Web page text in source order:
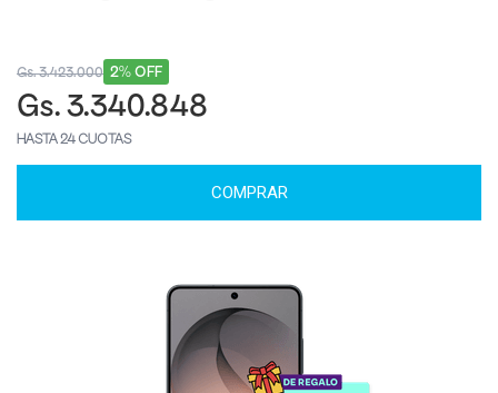
2% OFF
Gs. 3.423.000
Gs. 3.340.848
HASTA 24 CUOTAS
COMPRAR